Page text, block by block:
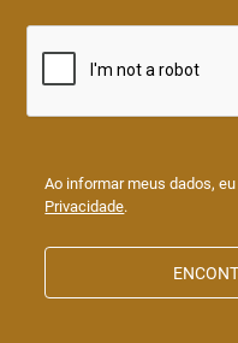
Ao informar meus dados,
Privacidade.